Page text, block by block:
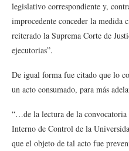
legislativo correspondiente y,
improcedente conceder la medida
reiterado la Suprema Corte de
ejecutorias”.
De igual forma fue citado que lo
un acto consumado, para más
“…de la lectura de la
Interno de Control de la
que el objeto de tal acto fue